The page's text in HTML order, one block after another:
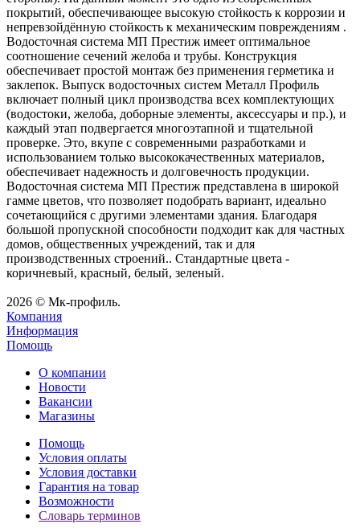
покрытий, обеспечивающее высокую стойкость к коррозии и
непревзойдённую стойкость к механическим повреждениям .
Водосточная система МП Престиж имеет оптимальное
соотношение сечений желоба и трубы. Конструкция
обеспечивает простой монтаж без применения герметика и
заклепок. Выпуск водосточных систем Металл Профиль
включает полный цикл производства всех комплектующих
(водостоки, желоба, доборные элементы, аксессуары и пр.), и
каждый этап подвергается многоэтапной и тщательной
проверке. Это, вкупе с современными разработками и
использованием только высококачественных материалов,
обеспечивает надежность и долговечность продукции.
Водосточная система МП Престиж представлена в широкой
гамме цветов, что позволяет подобрать вариант, идеально
сочетающийся с другими элементами здания. Благодаря
большой пропускной способности подходит как для частных
домов, общественных учреждений, так и для
производственных строений.. Стандартные цвета -
коричневый, красный, белый, зеленый.
2026 © Мк-профиль.
Компания
Информация
Помощь
О компании
Новости
Вакансии
Магазины
Помощь
Условия оплаты
Условия доставки
Гарантия на товар
Возможности
Словарь терминов